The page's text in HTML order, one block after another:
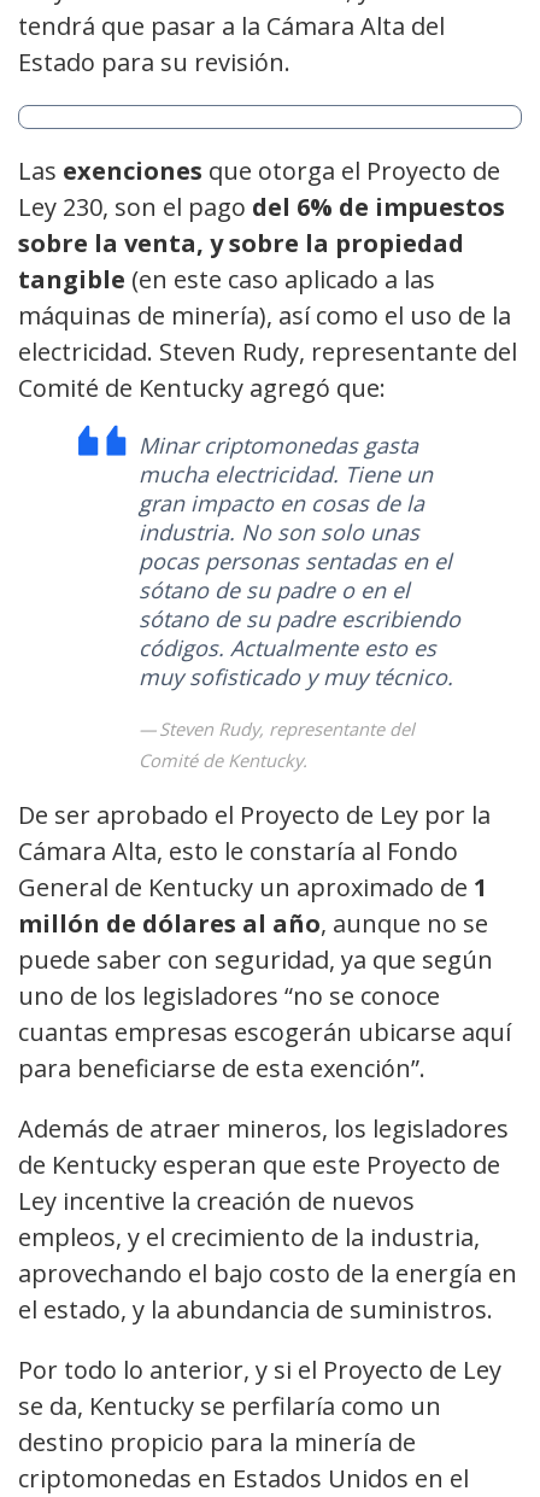
tendrá que pasar a la Cámara Alta del
Estado para su revisión.
Las exenciones que otorga el Proyecto de
Ley 230, son el pago del 6% de impuestos
sobre la venta, y sobre la propiedad
tangible (en este caso aplicado a las
máquinas de minería), así como el uso de la
electricidad. Steven Rudy, representante del
Comité de Kentucky agregó que:
Minar criptomonedas gasta
mucha electricidad. Tiene un
gran impacto en cosas de la
industria. No son solo unas
pocas personas sentadas en el
sótano de su padre o en el
sótano de su padre escribiendo
códigos. Actualmente esto es
muy sofisticado y muy técnico.
Steven Rudy, representante del
Comité de Kentucky.
De ser aprobado el Proyecto de Ley por la
Cámara Alta, esto le constaría al Fondo
General de Kentucky un aproximado de 1
millón de dólares al año, aunque no se
puede saber con seguridad, ya que según
uno de los legisladores “no se conoce
cuantas empresas escogerán ubicarse aquí
para beneficiarse de esta exención”.
Además de atraer mineros, los legisladores
de Kentucky esperan que este Proyecto de
Ley incentive la creación de nuevos
empleos, y el crecimiento de la industria,
aprovechando el bajo costo de la energía en
el estado, y la abundancia de suministros.
Por todo lo anterior, y si el Proyecto de Ley
se da, Kentucky se perfilaría como un
destino propicio para la minería de
criptomonedas en Estados Unidos en el